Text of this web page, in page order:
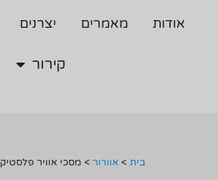
אודות מאמרים יצרנים
קירור
קירור
בית >אוורור > מסכי אוויר פלסטיק